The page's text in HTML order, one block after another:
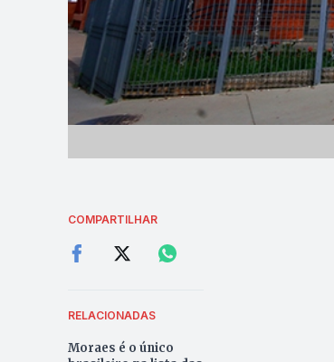
COMPARTILHAR
RELACIONADAS
Moraes é o único